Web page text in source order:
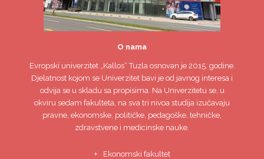
O nama
Evropski univerzitet„Kallos“ Tuzla osnovan je 2015. godine.
Djelatnost kojom se Univerzitet bavi je od javnog interesa i
odvija se u skladu sa propisima. Na Univerzitetu se, u
okviru sedam fakulteta, na sva tri nivoa studija izučavaju
pravne, ekonomske, političke, pedagoške, tehničke,
zdravstvene i medicinske nauke.
Ekonomski fakultet